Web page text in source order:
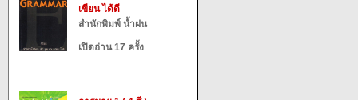
เขียน ได้ดี
สำนักพิมพ์ น้ำฝน
เปิดอ่าน 17 ครั้ง